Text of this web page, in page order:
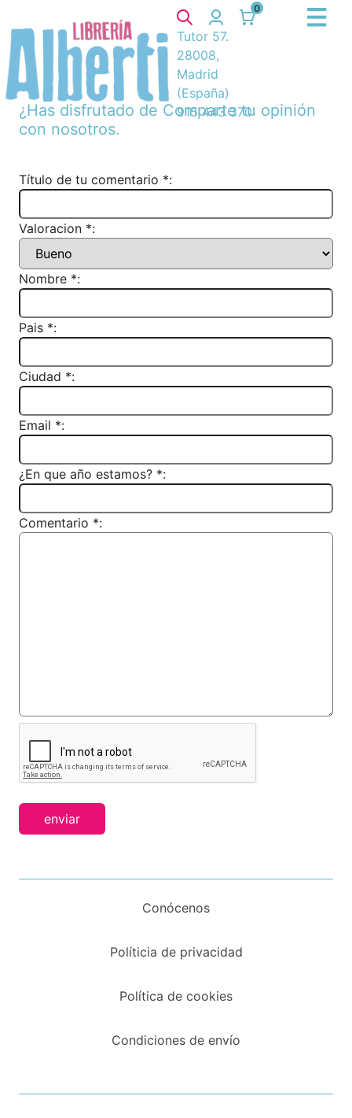
0
Tutor 57.
28008,
Madrid
(España)
915 443 370
¿Has disfrutado de Comparte tu opinión
con nosotros.
Título de tu comentario *:
Valoracion *:
Nombre *:
Pais *:
Ciudad *:
Email *:
¿En que año estamos? *:
Comentario *:
enviar
Conócenos
Políticia de privacidad
Política de cookies
Condiciones de envío